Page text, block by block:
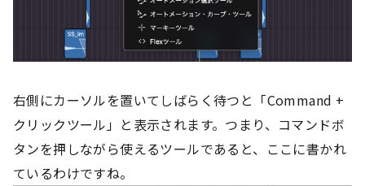
右側にカーソルを置いてしばらく待つと「Command +
クリックツール」と表示されます。つまり、コマンドボ
タンを押しながら使えるツールであると、ここに書かれ
ているわけですね。